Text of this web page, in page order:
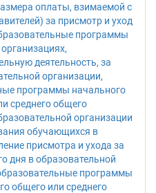
оплаты, взимаемой с
за присмотр и уход
программы
деятельность, за
организации,
программы начального
среднего общего
организации
обучающихся в
присмотра и ухода за
дня в образовательной
программы
общего или среднего